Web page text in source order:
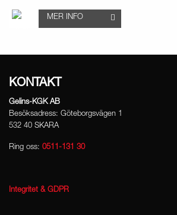
MER INFO
KONTAKT
Gelins-KGK AB
Besöksadress: Göteborgsvägen 1
532 40 SKARA
Ring oss: 0511-131 30
Integritet & GDPR